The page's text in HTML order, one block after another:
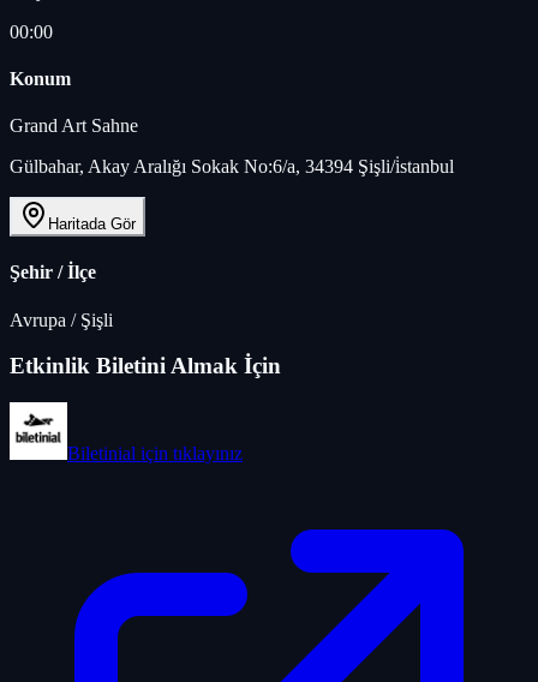
00:00
Konum
Grand Art Sahne
Gülbahar, Akay Aralığı Sokak No:6/a, 34394 Şişli/i̇stanbul
Haritada Gör
Şehir / İlçe
Avrupa / Şişli
Etkinlik Biletini Almak İçin
Biletinial için tıklayınız